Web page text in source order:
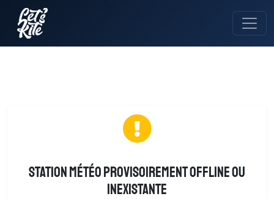
Station météo provisoirement offline ou
inexistante